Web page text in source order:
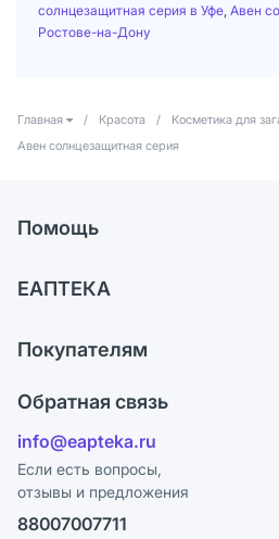
солнцезащитная серия в Уфе Авен
Ростове-на-Дону
Главная / Красота / Косметика для
Авен солнцезащитная серия
Помощь
Самовывоз из аптек
Ответы на вопросы
Блог
ЕАПТЕКА
Карьера
Поставщики
Лицензия
Реклама на сайте
Ваши товары на ЕАПТЕКЕ
Покупателям
Программа СберСпасибо
Политика конфиденциальности
Пользовательское соглашение
Обратная связь
info@eapteka.ru
Если есть вопросы,
отзывы и предложения
88007007711